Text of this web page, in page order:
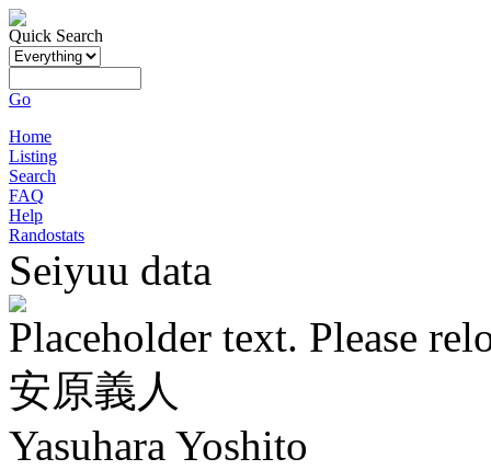
Quick Search
Go
Home
Listing
Search
FAQ
Help
Randostats
Seiyuu data
Placeholder text. Please
安原義人
Yasuhara Yoshito